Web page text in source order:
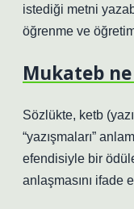
istediği metni
öğrenme ve
Mukateb
Sözlükte, ketb
“yazışmaları”
efendisiyle bir
anlaşmasını ifade